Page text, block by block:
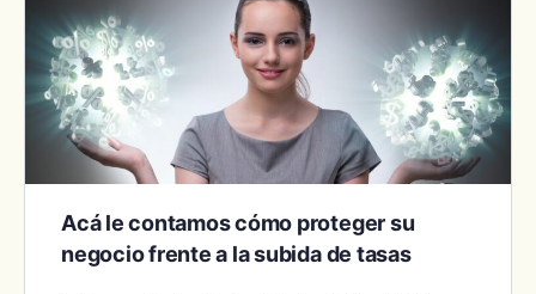
Acá le contamos cómo proteger su
negocio frente a la subida de tasas